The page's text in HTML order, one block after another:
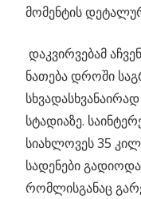
მომენტის
დაკვირვებამ
ნათება დროში
სტადიაზე.
სიახლოვეს 35
სადენები
რომლისგანაც